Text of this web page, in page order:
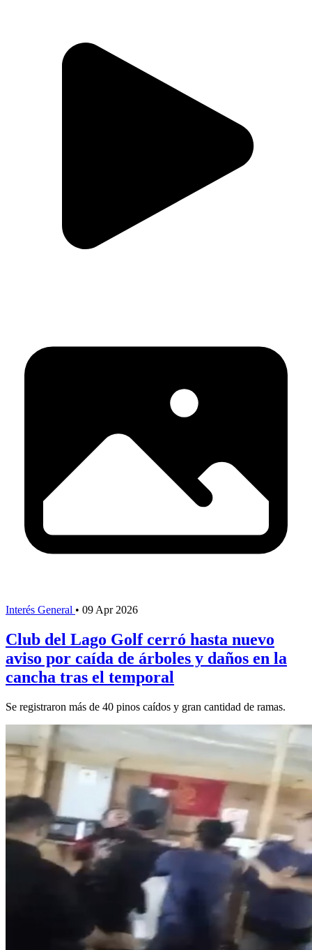
Interés General • 09 Apr 2026
Club del Lago Golf cerró hasta nuevo
aviso por caída de árboles y daños en la
cancha tras el temporal
Se registraron más de 40 pinos caídos y gran cantidad de ramas.